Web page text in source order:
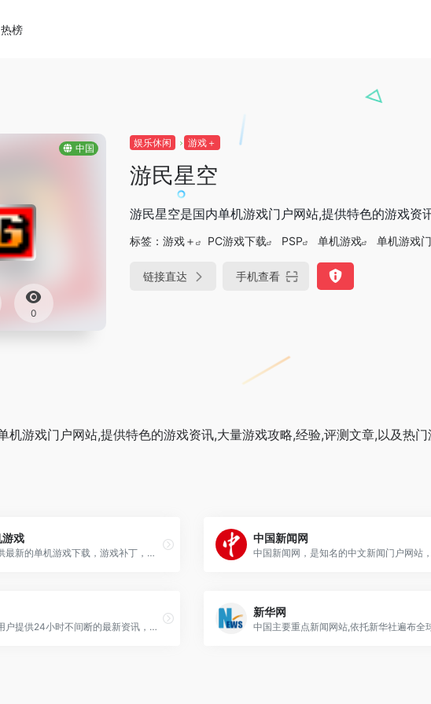
榜
中国
0
娱乐休闲 游戏＋
游民星空
游民星空是国内单机游戏门户网站,提供特色的游戏
标签： 游戏＋ PC游戏下载 PSP 单机游戏 单机游戏
链接直达 手机查看
机游戏门户网站,提供特色的游戏资讯,大量游戏攻略,经验,评测文章,以及热
戏
逗游网提供最新的单机游戏下载，游戏补丁，游戏资讯，攻略秘籍，以及最新单机专题，是广大单机游戏爱好者的天堂。
中国新闻网
搜狐网为用户提供24小时不间断的最新资讯，及搜索、邮件等网络服务。内容包括全球热点事件、突发新闻、时事评论、热播影视剧、体育赛事、行业动态、生活服务信息，以及论坛、博客、微博、我的搜狐等互动空间。
新华网